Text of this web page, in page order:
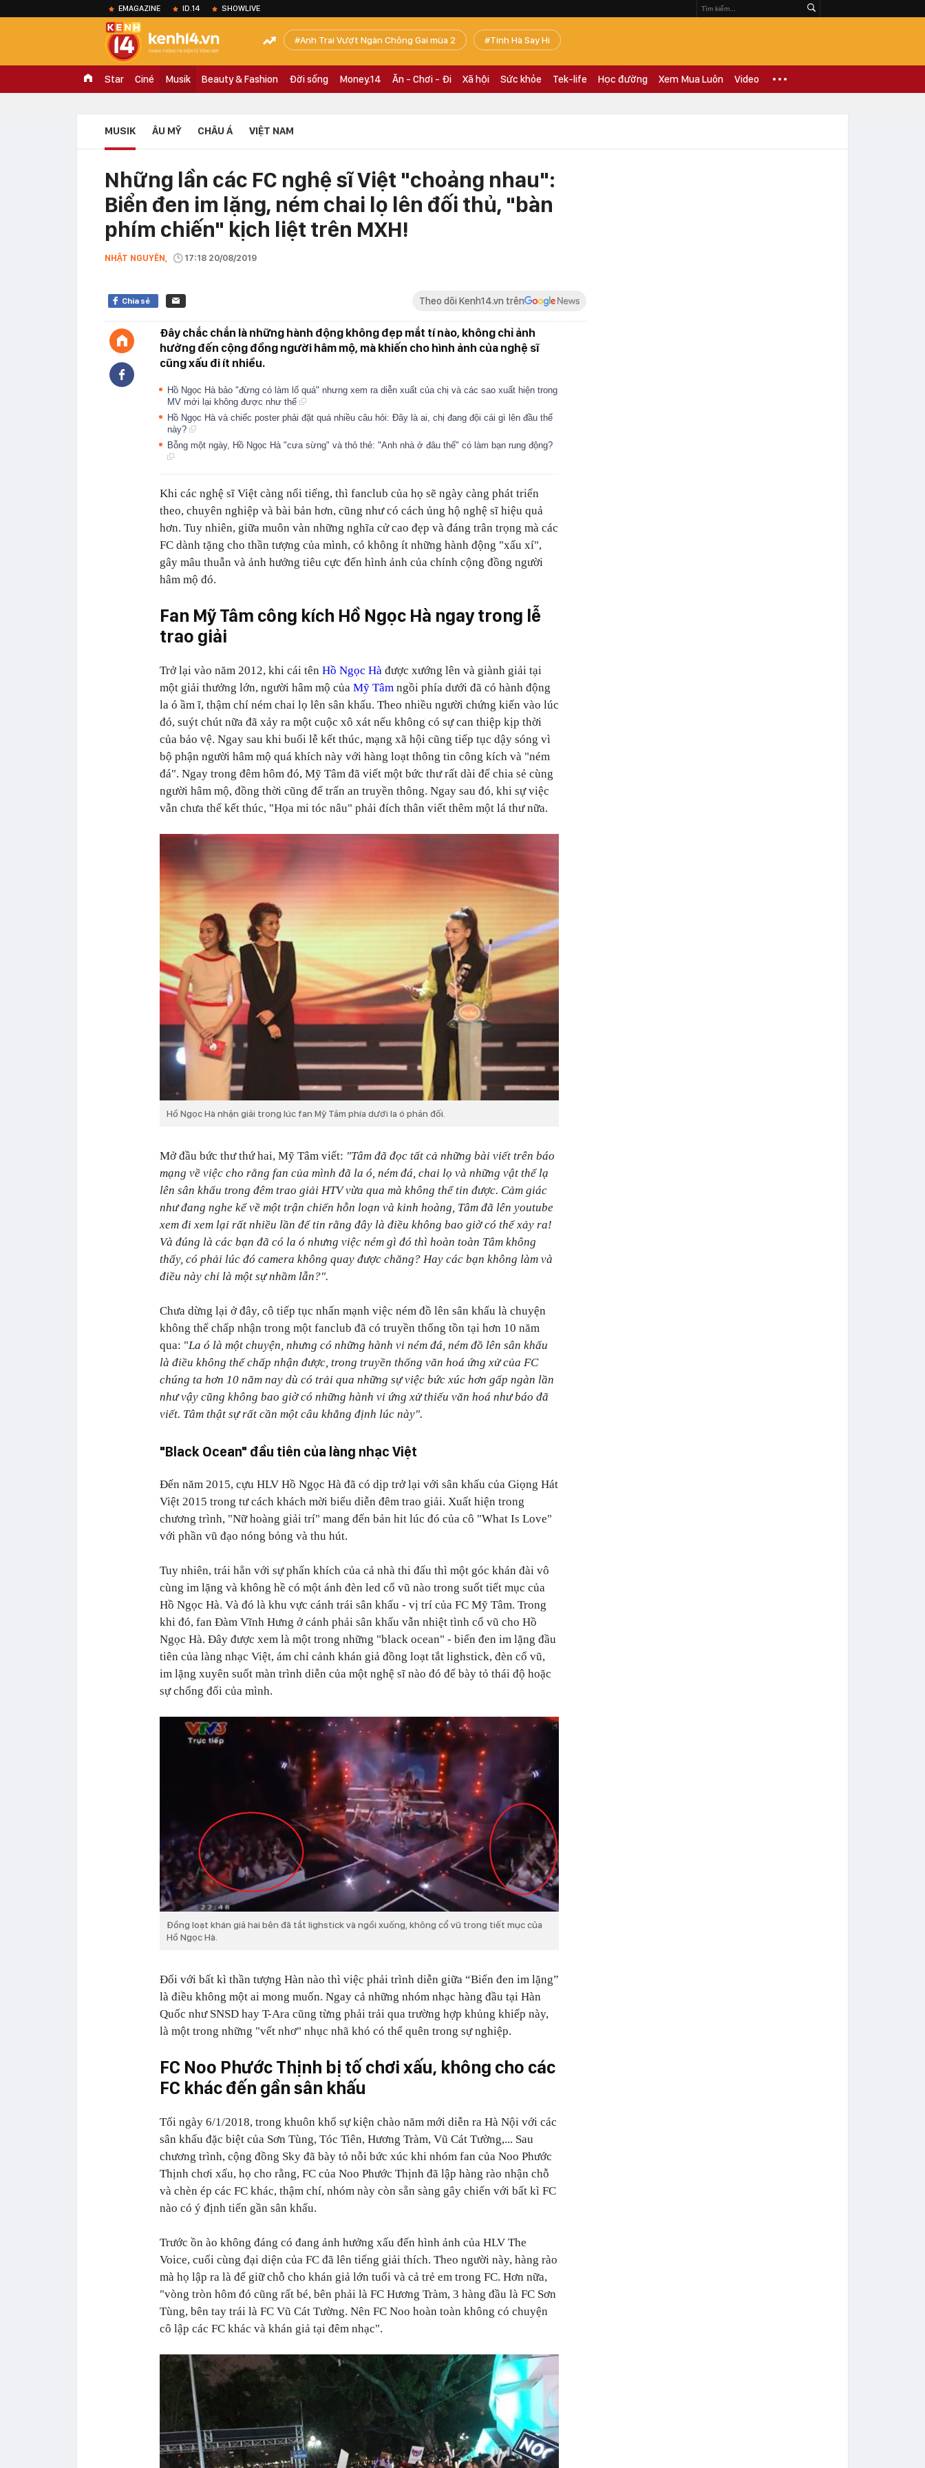
EMAGAZINE ID.14 SHOWLIVE
Anh Trai Vượt Ngàn Chông Gai mùa 2 Tinh Hà Say Hi
Star Ciné Musik Beauty & Fashion Đời sống Money.14 Ăn - Chơi - Đi Xã hội Sức khỏe Tek-life Học đường Xem Mua Luôn Video
MUSIK ÂU MỸ CHÂU Á VIỆT NAM
Những lần các FC nghệ sĩ Việt "choảng nhau":
Biển đen im lặng, ném chai lọ lên đối thủ, "bàn
phím chiến" kịch liệt trên MXH!
NHẬT NGUYÊN, 17:18 20/08/2019
Chia sẻ Theo dõi Kenh14.vn trên
Đây chắc chắn là những hành động không đẹp mắt tí nào, không chỉ ảnh
hưởng đến cộng đồng người hâm mộ, mà khiến cho hình ảnh của nghệ sĩ
cũng xấu đi ít nhiều.
Hồ Ngọc Hà bảo "đừng có làm lố quá" nhưng xem ra diễn xuất của chị và các sao xuất hiện trong
MV mới lại không được như thế
Hồ Ngọc Hà và chiếc poster phải đặt quá nhiều câu hỏi: Đây là ai, chị đang đội cái gì lên đầu thế
này?
Bỗng một ngày, Hồ Ngọc Hà "cưa sừng" và thỏ thẻ: "Anh nhà ở đâu thế" có làm bạn rung động?
Khi các nghệ sĩ Việt càng nổi tiếng, thì fanclub của họ sẽ ngày càng phát triển
theo, chuyên nghiệp và bài bản hơn, cũng như có cách ủng hộ nghệ sĩ hiệu quả
hơn. Tuy nhiên, giữa muôn vàn những nghĩa cử cao đẹp và đáng trân trọng mà các
FC dành tặng cho thần tượng của mình, có không ít những hành động "xấu xí",
gây mâu thuẫn và ảnh hưởng tiêu cực đến hình ảnh của chính cộng đồng người
hâm mộ đó.
Fan Mỹ Tâm công kích Hồ Ngọc Hà ngay trong lễ
trao giải
Trở lại vào năm 2012, khi cái tên Hồ Ngọc Hà được xướng lên và giành giải tại
một giải thưởng lớn, người hâm mộ của Mỹ Tâm ngồi phía dưới đã có hành động
la ó ầm ĩ, thậm chí ném chai lọ lên sân khấu. Theo nhiều người chứng kiến vào lúc
đó, suýt chút nữa đã xảy ra một cuộc xô xát nếu không có sự can thiệp kịp thời
của bảo vệ. Ngay sau khi buổi lễ kết thúc, mạng xã hội cũng tiếp tục dậy sóng vì
bộ phận người hâm mộ quá khích này với hàng loạt thông tin công kích và "ném
đá". Ngay trong đêm hôm đó, Mỹ Tâm đã viết một bức thư rất dài để chia sẻ cùng
người hâm mộ, đồng thời cũng để trấn an truyền thông. Ngay sau đó, khi sự việc
vẫn chưa thể kết thúc, "Họa mi tóc nâu" phải đích thân viết thêm một lá thư nữa.
Hồ Ngọc Hà nhận giải trong lúc fan Mỹ Tâm phía dưới la ó phản đối.
Mở đầu bức thư thứ hai, Mỹ Tâm viết: "Tâm đã đọc tất cả những bài viết trên báo
mạng về việc cho rằng fan của mình đã la ó, ném đá, chai lọ và những vật thể lạ
lên sân khấu trong đêm trao giải HTV vừa qua mà không thể tin được. Cảm giác
như đang nghe kể về một trận chiến hỗn loạn và kinh hoàng, Tâm đã lên youtube
xem đi xem lại rất nhiều lần để tin rằng đây là điều không bao giờ có thể xảy ra!
Và đúng là các bạn đã có la ó nhưng việc ném gì đó thì hoàn toàn Tâm không
thấy, có phải lúc đó camera không quay được chăng? Hay các bạn không làm và
điều này chỉ là một sự nhầm lẫn?".
Chưa dừng lại ở đây, cô tiếp tục nhấn mạnh việc ném đồ lên sân khấu là chuyện
không thể chấp nhận trong một fanclub đã có truyền thống tồn tại hơn 10 năm
qua: "La ó là một chuyện, nhưng có những hành vi ném đá, ném đồ lên sân khấu
là điều không thể chấp nhận được, trong truyền thống văn hoá ứng xử của FC
chúng ta hơn 10 năm nay dù có trải qua những sự việc bức xúc hơn gấp ngàn lần
như vậy cũng không bao giờ có những hành vi ứng xử thiếu văn hoá như báo đã
viết. Tâm thật sự rất cần một câu khẳng định lúc này".
"Black Ocean" đầu tiên của làng nhạc Việt
Đến năm 2015, cựu HLV Hồ Ngọc Hà đã có dịp trở lại với sân khấu của Giọng Hát
Việt 2015 trong tư cách khách mời biểu diễn đêm trao giải. Xuất hiện trong
chương trình, "Nữ hoàng giải trí" mang đến bản hit lúc đó của cô "What Is Love"
với phần vũ đạo nóng bỏng và thu hút.
Tuy nhiên, trái hẳn với sự phấn khích của cả nhà thi đấu thì một góc khán đài vô
cùng im lặng và không hề có một ánh đèn led cổ vũ nào trong suốt tiết mục của
Hồ Ngọc Hà. Và đó là khu vực cánh trái sân khấu - vị trí của FC Mỹ Tâm. Trong
khi đó, fan Đàm Vĩnh Hưng ở cánh phải sân khấu vẫn nhiệt tình cổ vũ cho Hồ
Ngọc Hà. Đây được xem là một trong những "black ocean" - biển đen im lặng đầu
tiên của làng nhạc Việt, ám chỉ cảnh khán giả đồng loạt tắt lighstick, đèn cổ vũ,
im lặng xuyên suốt màn trình diễn của một nghệ sĩ nào đó để bày tỏ thái độ hoặc
sự chống đối của mình.
Đồng loạt khán giả hai bên đã tắt lighstick và ngồi xuống, không cổ vũ trong tiết mục của
Hồ Ngọc Hà.
Đối với bất kì thần tượng Hàn nào thì việc phải trình diễn giữa “Biển đen im lặng”
là điều không một ai mong muốn. Ngay cả những nhóm nhạc hàng đầu tại Hàn
Quốc như SNSD hay T-Ara cũng từng phải trải qua trường hợp khủng khiếp này,
là một trong những "vết nhơ" nhục nhã khó có thể quên trong sự nghiệp.
FC Noo Phước Thịnh bị tố chơi xấu, không cho các
FC khác đến gần sân khấu
Tối ngày 6/1/2018, trong khuôn khổ sự kiện chào năm mới diễn ra Hà Nội với các
sân khấu đặc biệt của Sơn Tùng, Tóc Tiên, Hương Tràm, Vũ Cát Tường,... Sau
chương trình, cộng đồng Sky đã bày tỏ nỗi bức xúc khi nhóm fan của Noo Phước
Thịnh chơi xấu, họ cho rằng, FC của Noo Phước Thịnh đã lập hàng rào nhận chỗ
và chèn ép các FC khác, thậm chí, nhóm này còn sẵn sàng gây chiến với bất kì FC
nào có ý định tiến gần sân khấu.
Trước ồn ào không đáng có đang ảnh hưởng xấu đến hình ảnh của HLV The
Voice, cuối cùng đại diện của FC đã lên tiếng giải thích. Theo người này, hàng rào
mà họ lập ra là để giữ chỗ cho khán giả lớn tuổi và cả trẻ em trong FC. Hơn nữa,
"vòng tròn hôm đó cũng rất bé, bên phải là FC Hương Tràm, 3 hàng đầu là FC Sơn
Tùng, bên tay trái là FC Vũ Cát Tường. Nên FC Noo hoàn toàn không có chuyện
cô lập các FC khác và khán giả tại đêm nhạc".